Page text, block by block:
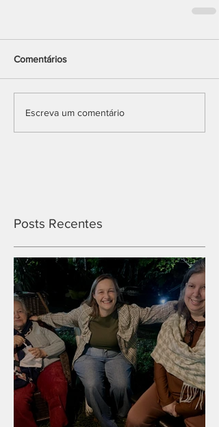
Comentários
Escreva um comentário
Posts Recentes